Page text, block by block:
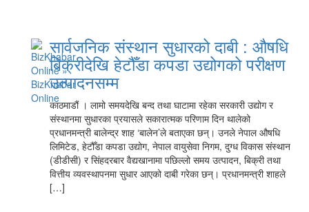
सार्वजनिक संस्थान सुधारको दाबी : औषधि
बिक्रीदेखि हेटौँडा कपडा उद्योगको परीक्षण
उत्पादनसम्म
काठमाडौं । लामो समयदेखि बन्द तथा घाटामा रहेका सरकारी उद्योग र
संस्थानमा सुधारका प्रयासले सकारात्मक परिणाम दिन थालेको
प्रधानमन्त्री बालेन्द्र शाह ‘बालेन’ले बताएका छन्। उनले नेपाल औषधि
लिमिटेड, हेटौँडा कपडा उद्योग, नेपाल वायुसेवा निगम, दुग्ध विकास संस्थान
(डीडीसी) र सिंहदरबार वैद्यखानामा पछिल्लो समय उत्पादन, बिक्री तथा
वित्तीय व्यवस्थापनमा सुधार आएको दाबी गरेका छन्। प्रधानमन्त्री शाहले
[…]